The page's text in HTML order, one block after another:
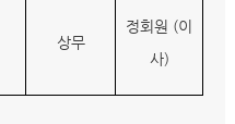
상무
정회원 (이
사)